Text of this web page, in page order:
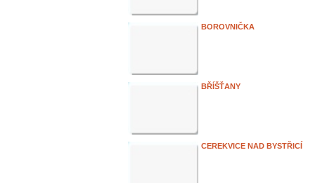
BOROVNIČKA
BŘÍŠŤANY
CEREKVICE NAD BYSTŘICÍ